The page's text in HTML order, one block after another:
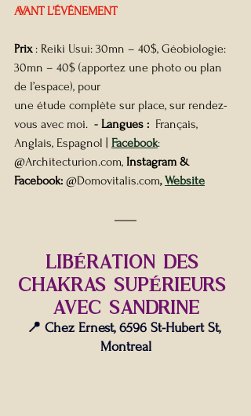
AVANT L'ÉVÉNEMENT
Prix : Reiki Usui: 30mn – 40$, Géobiologie:
30mn – 40$ (apportez une photo ou plan
de l’espace), pour
une étude complète sur place, sur rendez-
vous avec moi. - Langues : Français,
Anglais, Espagnol | Facebook:
@Architecturion.com, Instagram &
Facebook: @Domovitalis.com, Website
libÉration DES
CHAKRAS supÉrieurs
avec sandrine
📍 Chez Ernest, 6596 St-Hubert St,
Montreal